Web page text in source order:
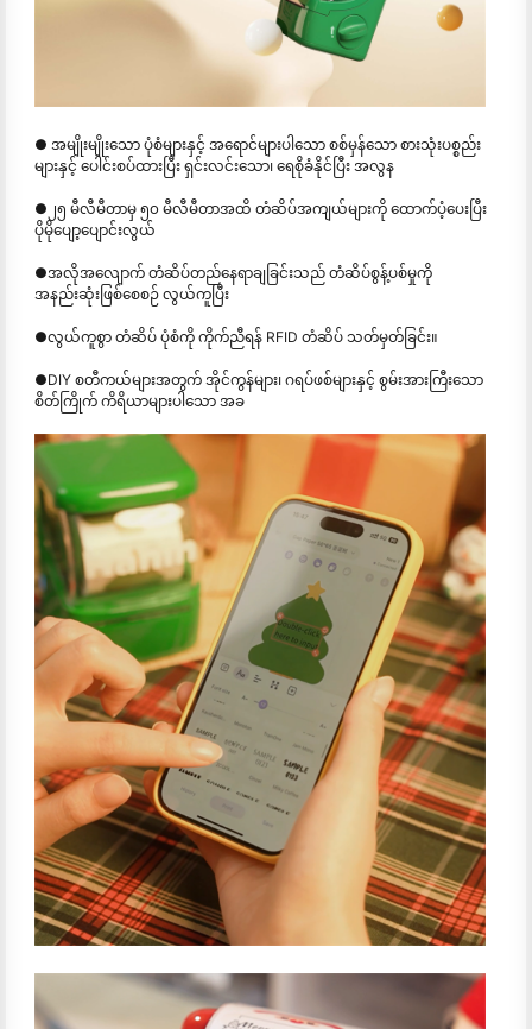
● အမျိုးမျိုးသော ပုံစံများနှင့် အရောင်များပါသော စစ်မှန်သော စားသုံးပစ္စည်း
များနှင့် ပေါင်းစပ်ထားပြီး ရှင်းလင်းသော၊ ရေစိုခံနိုင်ပြီး အလွန
● ၂၅ မီလီမီတာမှ ၅၀ မီလီမီတာအထိ တံဆိပ်အကျယ်များကို ထောက်ပံ့ပေးပြီး
ပိုမိုပျော့ပျောင်းလွယ်
●အလိုအလျောက် တံဆိပ်တည်နေရာချခြင်းသည် တံဆိပ်စွန့်ပစ်မှုကို
အနည်းဆုံးဖြစ်စေစဉ် လွယ်ကူပြီး
●လွယ်ကူစွာ တံဆိပ် ပုံစံကို ကိုက်ညီရန် RFID တံဆိပ် သတ်မှတ်ခြင်း။
●DIY စတီကယ်များအတွက် အိုင်ကွန်များ၊ ဂရပ်ဖစ်များနှင့် စွမ်းအားကြီးသော
စိတ်ကြိုက် ကိရိယာများပါသော အခ